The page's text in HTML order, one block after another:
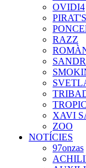
OVIDI4
RAZZ
XAVI
ZOO
NOTÍCIES
97onzas